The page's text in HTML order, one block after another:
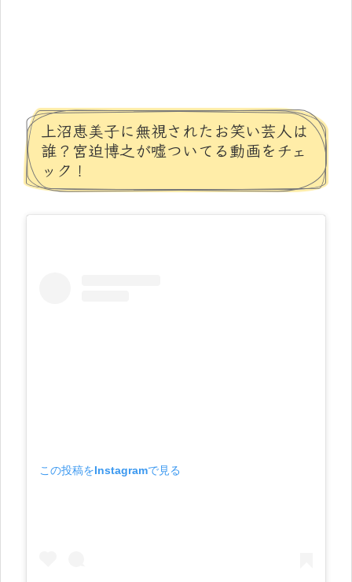
上沼恵美子に無視されたお笑い芸人は
誰？宮迫博之が嘘ついてる動画をチェ
ック！
この投稿をInstagramで見る